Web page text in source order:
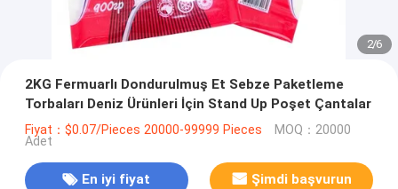
2/6
2KG Fermuarlı Dondurulmuş Et Sebze Paketleme
Torbaları Deniz Ürünleri İçin Stand Up Poşet Çantalar
Fiyat：$0.07/Pieces 20000-99999 Pieces MOQ：20000
Adet
En iyi fiyat Şimdi başvurun